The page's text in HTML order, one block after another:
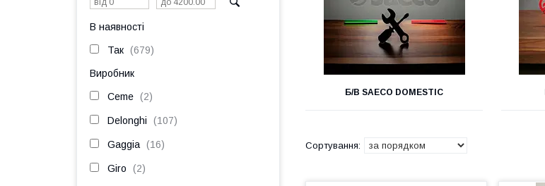
Б/В SAECO DOMESTIC
В наявності
Так 679
Виробник
Ceme 2
Delonghi 107
Gaggia 16
Giro 2